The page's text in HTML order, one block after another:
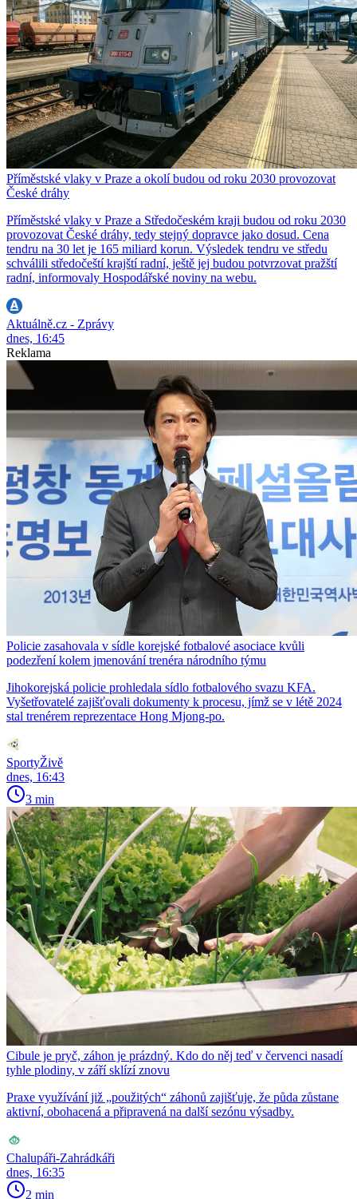
Příměstské vlaky v Praze a okolí budou od roku 2030 provozovat
České dráhy
Příměstské vlaky v Praze a Středočeském kraji budou od roku 2030
provozovat České dráhy, tedy stejný dopravce jako dosud. Cena
tendru na 30 let je 165 miliard korun. Výsledek tendru ve středu
schválili středočeští krajští radní, ještě jej budou potvrzovat pražští
radní, informovaly Hospodářské noviny na webu.
Aktuálně.cz - Zprávy
dnes, 16:45
Reklama
Policie zasahovala v sídle korejské fotbalové asociace kvůli
podezření kolem jmenování trenéra národního týmu
Jihokorejská policie prohledala sídlo fotbalového svazu KFA.
Vyšetřovatelé zajišťovali dokumenty k procesu, jímž se v létě 2024
stal trenérem reprezentace Hong Mjong-po.
SportyŽivě
dnes, 16:43
3 min
Cibule je pryč, záhon je prázdný. Kdo do něj teď v červenci nasadí
tyhle plodiny, v září sklízí znovu
Praxe využívání již „použitých“ záhonů zajišťuje, že půda zůstane
aktivní, obohacená a připravená na další sezónu výsadby.
Chalupáři-Zahrádkáři
dnes, 16:35
2 min